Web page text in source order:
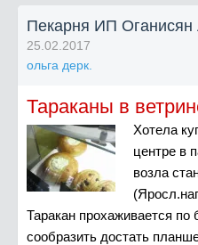
Пекарня ИП Оганисян
25.02.2017
ольга дерк.
Тараканы в
Хотела
центре в
возла
Таракан прохаживается
сообразить достать